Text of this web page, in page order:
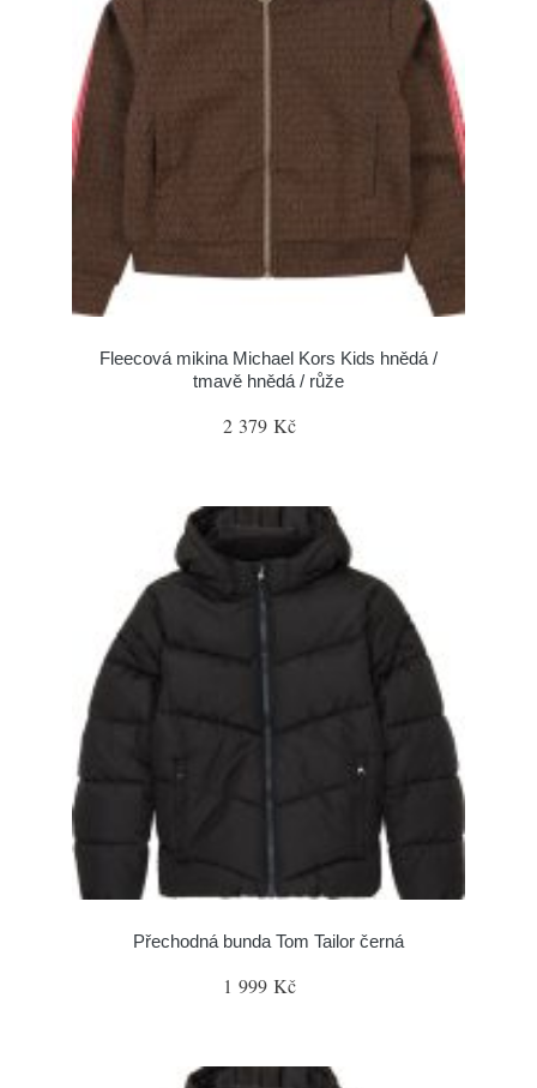
Fleecová mikina Michael Kors Kids hnědá /
tmavě hnědá / růže
2 379 Kč
Přechodná bunda Tom Tailor černá
1 999 Kč